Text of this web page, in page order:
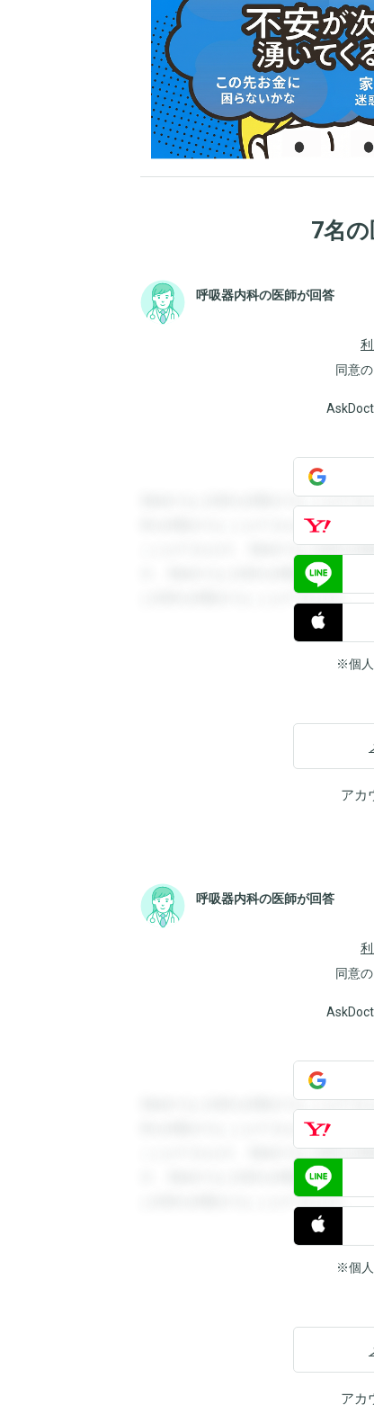
7名
呼吸器内科の医師が回答
同意
登録すると回答を閲覧することがで
答を閲覧することができます。登録
ことができます。登録すると回答を
す。登録すると回答を閲覧すること
と回答を閲覧することができます。
※個人
アカ
呼吸器内科の医師が回答
同意
登録すると回答を閲覧することがで
答を閲覧することができます。登録
ことができます。登録すると回答を
す。登録すると回答を閲覧すること
と回答を閲覧することができます。
※個人
アカ